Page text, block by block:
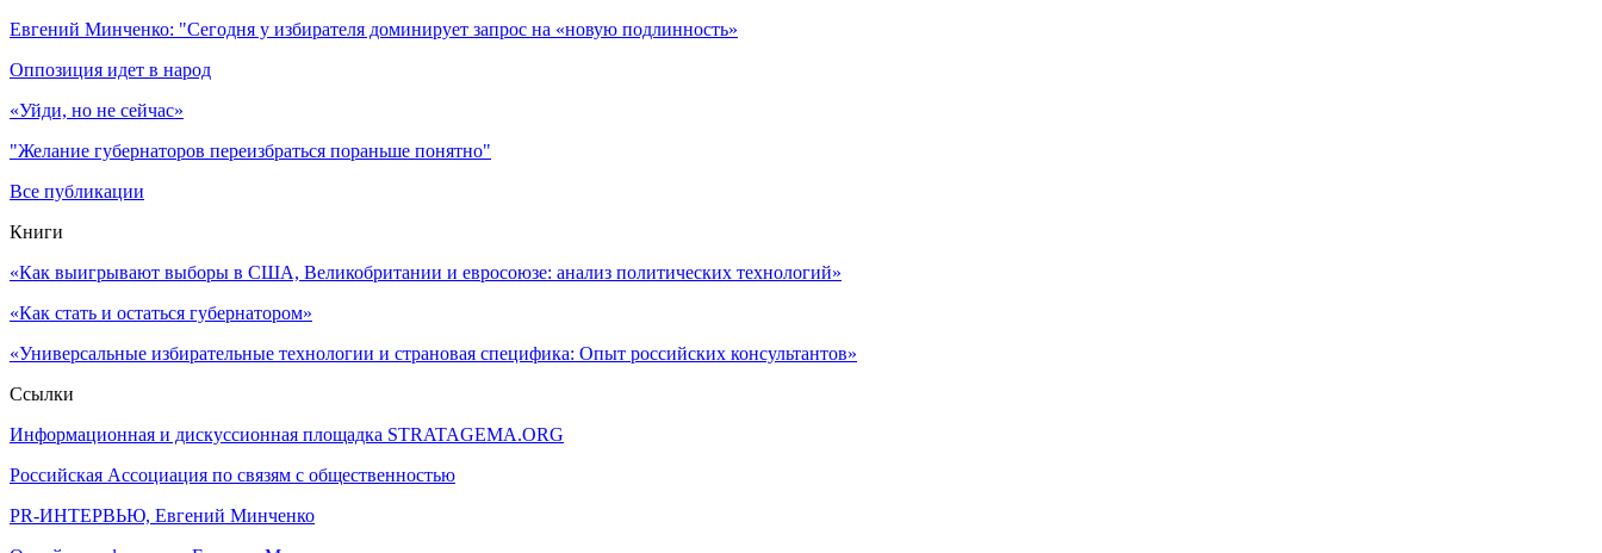
Евгений Минченко: "Сегодня у избирателя доминирует запрос на «новую подлинность»
Оппозиция идет в народ
«Уйди, но не сейчас»
"Желание губернаторов переизбраться пораньше понятно"
Все публикации
Книги
«Как выигрывают выборы в США, Великобритании и евросоюзе: анализ политических технологий»
«Как стать и остаться губернатором»
«Универсальные избирательные технологии и страновая специфика: Опыт российских консультантов»
Ссылки
Информационная и дискуссионная площадка STRATAGEMA.ORG
Российская Ассоциация по связям с общественностью
PR-ИНТЕРВЬЮ, Евгений Минченко